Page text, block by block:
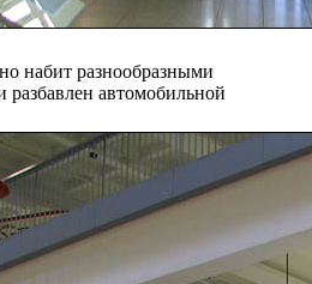
набит разнообразными
разбавлен автомобильной